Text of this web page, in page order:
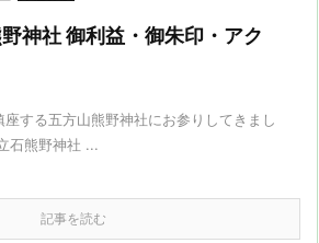
神社 御利益・御朱印・アク
する五方山熊野神社にお参りしてきまし
石熊野神社 ...
記事を読む